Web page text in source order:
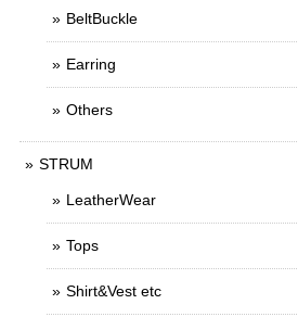
BeltBuckle
Earring
Others
STRUM
LeatherWear
Tops
Shirt&Vest etc